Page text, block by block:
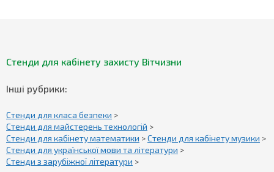
Стенди для кабінету захисту Вітчизни
Інші рубрики:
Стенди для класа безпеки >
Стенди для майстерень технологій >
Стенди для кабінету математики >Стенди для кабінету музики >
Стенди для української мови та літератури >
Стенди з зарубіжної літератури >